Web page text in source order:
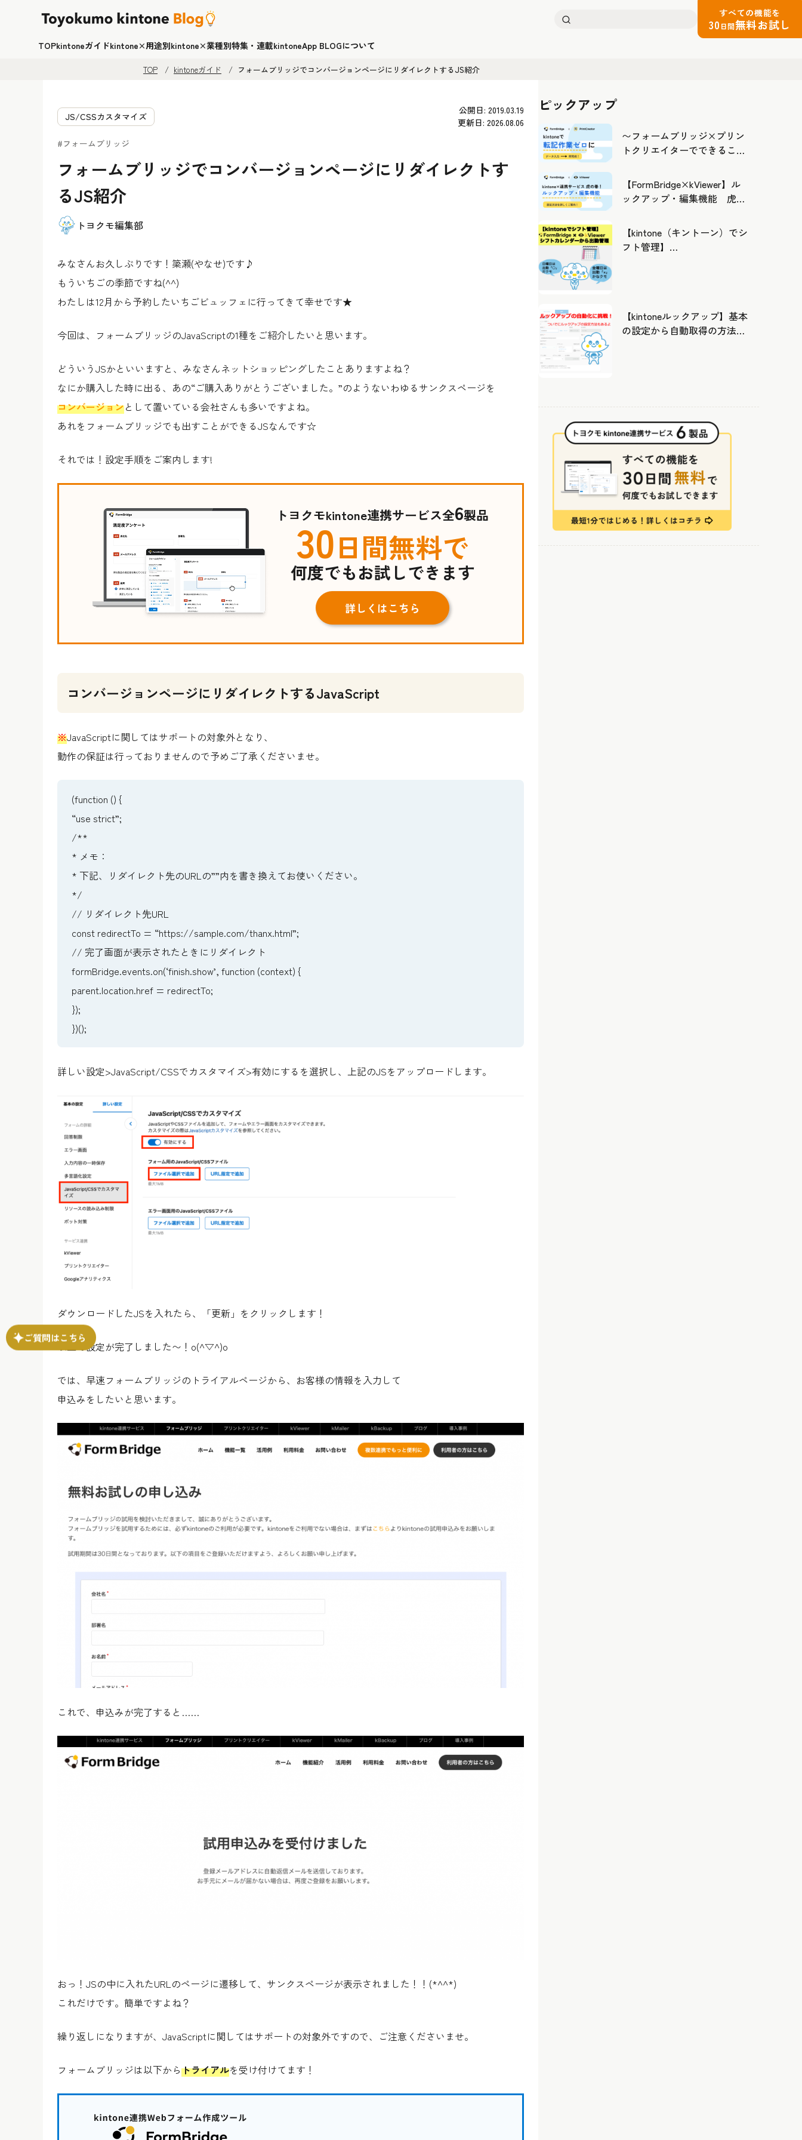
検
すべての機能を
30 日間無料お試し
TOPkintoneガイドkintone×用途別kintone×業種別特集・連載kintoneApp BLOGについて
TOP kintoneガイド フォームブリッジでコンバージョンページにリダイレクトするJS紹介
JS/CSSカスタマイズ
公開日: 2019.03.19
更新日: 2026.08.06
#フォームブリッジ
フォームブリッジでコンバージョンページにリダイレクトす
るJS紹介
トヨクモ編集部
みなさんお久しぶりです！簗瀬(やなせ)です♪
もういちごの季節ですね(^^)
わたしは12月から予約したいちごビュッフェに行ってきて幸せです★
今回は、フォームブリッジのJavaScriptの1種をご紹介したいと思います。
どういうJSかといいますと、みなさんネットショッピングしたことありますよね？
なにか購入した時に出る、あの“ご購入ありがとうございました。”のようないわゆるサンクスページを
コンバージョンとして置いている会社さんも多いですよね。
あれをフォームブリッジでも出すことができるJSなんです☆
それでは！設定手順をご案内します!
トヨクモkintone連携サービス全6製品
30日間無料で
何度でもお試しできます
詳しくはこちら
コンバージョンページにリダイレクトするJavaScript
※JavaScriptに関してはサポートの対象外となり、
動作の保証は行っておりませんので予めご了承くださいませ。
(function () {
“use strict”;
/**
* メモ：
* 下記、リダイレクト先のURLの””内を書き換えてお使いください。
*/
// リダイレクト先URL
const redirectTo = “https://sample.com/thanx.html”;
// 完了画面が表示されたときにリダイレクト
formBridge.events.on(‘finish.show’, function (context) {
parent.location.href = redirectTo;
});
})();
詳しい設定>JavaScript/CSSでカスタマイズ>有効にするを選択し、上記のJSをアップロードします。
ダウンロードしたJSを入れたら、「更新」をクリックします！
以上で設定が完了しました〜！o(^▽^)o
では、早速フォームブリッジのトライアルページから、お客様の情報を入力して
申込みをしたいと思います。
これで、申込みが完了すると……
おっ！JSの中に入れたURLのページに遷移して、サンクスページが表示されました！！(*^^*)
これだけです。簡単ですよね？
繰り返しになりますが、JavaScriptに関してはサポートの対象外ですので、ご注意くださいませ。
フォームブリッジは以下からトライアルを受け付けてます！
ピックアップ
〜フォームブリッジ×プリン
トクリエイターでできるこ
よう
【FormBridge×kViewer】ル
ックアップ・編集機能 虎の
【kintone（キントーン）でシ
フト管理】
【kintoneルックアップ】基本
の設定から自動取得の方法ま
ご質問はこちら